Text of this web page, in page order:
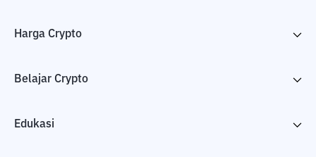
Harga Crypto
Belajar Crypto
Edukasi